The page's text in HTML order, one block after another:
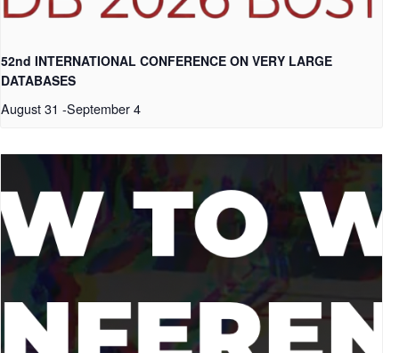
52nd INTERNATIONAL CONFERENCE ON VERY LARGE
DATABASES
August 31 -September 4